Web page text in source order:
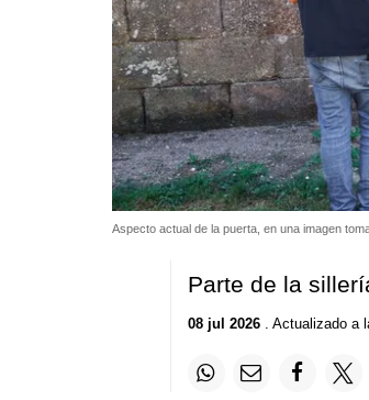
Aspecto actual de la puerta, en una imagen
Parte de la
08 jul 2026. Actualizado a